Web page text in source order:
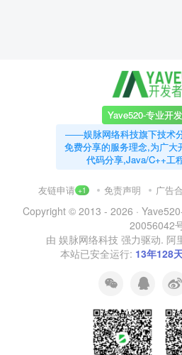
Yave520-专业开
——娱脉网络科技旗下技术
免费分享的服务理念,为广大
代码分享,Java/C++工
友链申请 +1 免责声明 广告
Copyright © 2013 - 2026 ·
20056042
由 娱脉网络科技 强力驱动. 阿
本站已安全运行: 13年128